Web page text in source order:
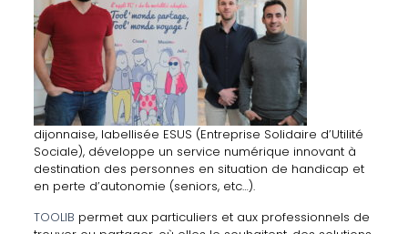
dijonnaise, labellisée ESUS (Entreprise Solidaire d’Utilité
Sociale), développe un service numérique innovant à
destination des personnes en situation de handicap et
en perte d’autonomie (seniors, etc…).
TOOLIB permet aux particuliers et aux professionnels de